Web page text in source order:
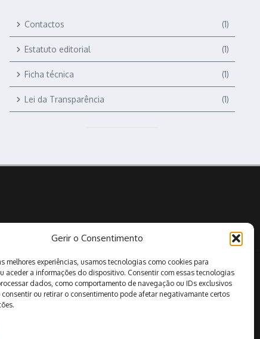
Gerir o Consentimento
melhores experiências, usamos tecnologias como cookies para
aceder a informações do dispositivo. Consentir com essas tecnologias
dados, como comportamento de navegação ou IDs exclusivos
consentir ou retirar o consentimento pode afetar negativamante certos
Contactos (1)
Estatuto editorial (1)
Ficha técnica (1)
Lei da Transparência (1)
Pesquisar